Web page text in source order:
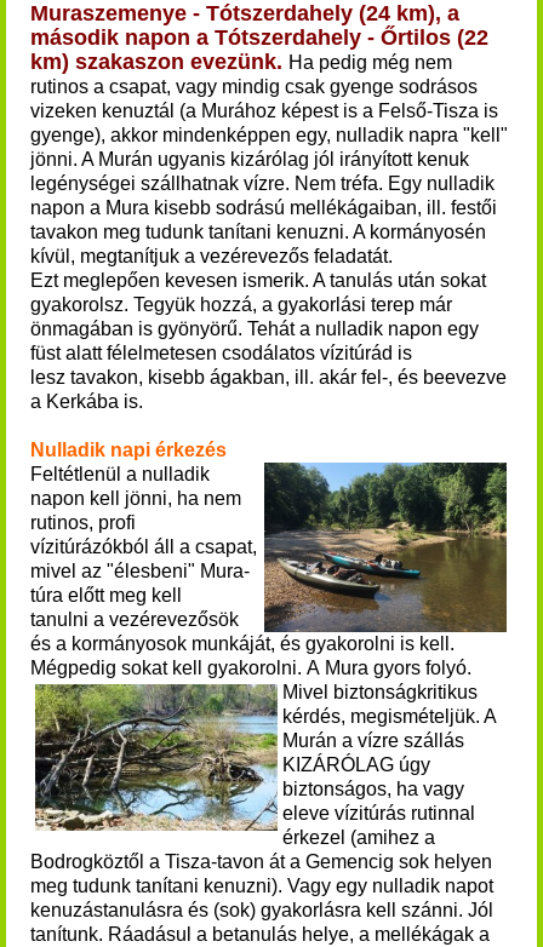
Muraszemenye - Tótszerdahely (24 km), a
második napon a Tótszerdahely - Őrtilos (22
km) szakaszon evezünk. Ha pedig még nem
rutinos a csapat, vagy mindig csak gyenge sodrásos
vizeken kenuztál (a Murához képest is a Felső-Tisza is
gyenge), akkor mindenképpen egy, nulladik napra "kell"
jönni. A Murán ugyanis kizárólag jól irányított kenuk
legénységei szállhatnak vízre. Nem tréfa. Egy nulladik
napon a Mura kisebb sodrású mellékágaiban, ill. festői
tavakon meg tudunk tanítani kenuzni. A kormányosén
kívül, megtanítjuk a vezérevezős feladatát.
Ezt meglepően kevesen ismerik. A tanulás után sokat
gyakorolsz. Tegyük hozzá, a gyakorlási terep már
önmagában is gyönyörű. Tehát a nulladik napon egy
füst alatt félelmetesen csodálatos vízitúrád is
lesz tavakon, kisebb ágakban, ill. akár fel-, és beevezve
a Kerkába is.
Nulladik napi érkezés
Feltétlenül a nulladik
napon kell jönni, ha nem
rutinos, profi
vízitúrázókból áll a csapat,
mivel az "élesbeni" Mura-
túra előtt meg kell
tanulni a vezérevezősök
és a kormányosok munkáját, és gyakorolni is kell.
Mégpedig sokat kell gyakorolni. A Mura gyors folyó.
Mivel biztonságkritikus
kérdés, megismételjük. A
Murán a vízre szállás
KIZÁRÓLAG úgy
biztonságos, ha vagy
eleve vízitúrás rutinnal
érkezel (amihez a
Bodrogköztől a Tisza-tavon át a Gemencig sok helyen
meg tudunk tanítani kenuzni). Vagy egy nulladik napot
kenuzástanulásra és (sok) gyakorlásra kell szánni. Jól
tanítunk. Ráadásul a betanulás helye, a mellékágak a